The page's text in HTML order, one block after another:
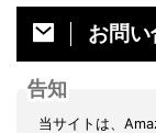
お問
告知
当サイトは、